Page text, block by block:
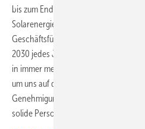
bis zum Ende des Jahrzehnts zu
Solarenergie erreicht werden“, erklärt
Geschäftsführerin des Global Solar
2030 jedes Jahr ein Terawatt an
in immer mehr Ländern. Das
um uns auf die Zukunft vorzubereiten:
Genehmigungen, größere
solide Personalplanung.“